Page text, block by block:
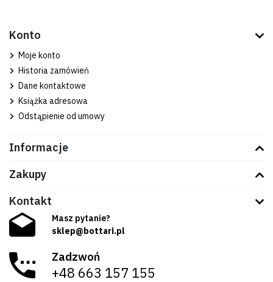
Konto
Moje konto
Historia zamówień
Dane kontaktowe
Książka adresowa
Odstąpienie od umowy
Informacje
Zakupy
Kontakt
Masz pytanie?
sklep@bottari.pl
Zadzwoń
+48 663 157 155